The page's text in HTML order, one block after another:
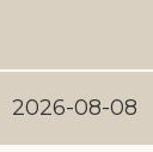
2026-08-08